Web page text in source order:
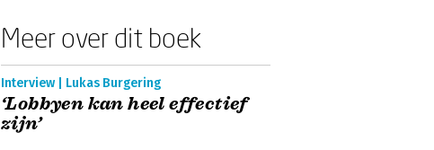
Meer over dit boek
Interview | Lukas Burgering
‘Lobbyen kan heel effectief
zijn’